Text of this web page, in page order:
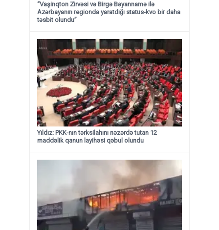
“Vaşinqton Zirvəsi və Birgə Bəyannamə ilə
Azərbayanın regionda yaratdığı status-kvo bir daha
təsbit olundu”
Yıldız: PKK-nın tərksilahını nəzərdə tutan 12
maddəlik qanun layihəsi qəbul olundu ​​​​​​​